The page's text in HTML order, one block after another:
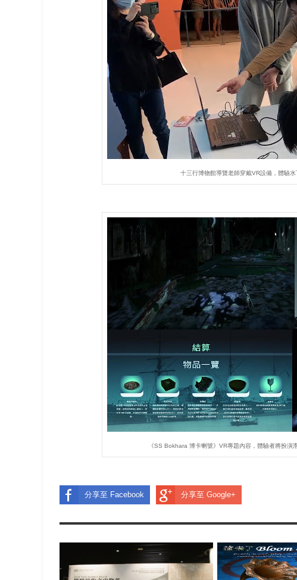
十三行博物館導覽老師穿戴VR設備，體驗
《SS Bokhara 博卡喇號》VR專題內容，體驗者將扮
分享至 Facebook 分享至 Google+